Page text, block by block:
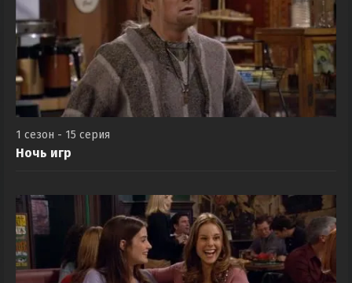
1 сезон - 15 серия
Ночь игр